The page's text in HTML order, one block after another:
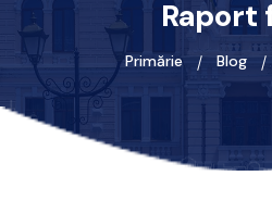
Raport
Primărie Blog